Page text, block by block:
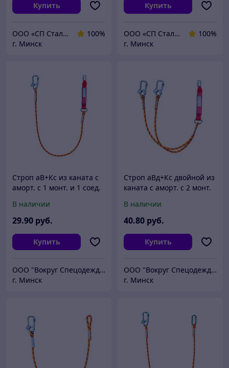
Купить
ООО «СП Стальная Энергия»
100%
г. Минск
Купить
ООО «СП Стальная Энергия»
100%
г. Минск
Строп аВ+Кс из каната с
аморт. с 1 монт. и 1 соед.
В наличии
29.90 руб.
Купить
ООО "Вокруг Спецодежды"
г. Минск
Строп аВд+Кс двойной из
каната с аморт. с 2 монт.
В наличии
40.80 руб.
Купить
ООО "Вокруг Спецодежды"
г. Минск